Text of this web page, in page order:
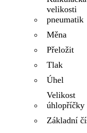
velikosti
pneumatik
Měna
Přeložit
Tlak
Úhel
Velikost
úhlopříčky
Základní